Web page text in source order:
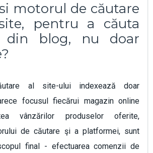
motorul de căutare
pentru a căuta
din blog, nu doar
al site-ului indexează doar
focusul fiecărui magazin online
vânzărilor produselor oferite,
de căutare şi a platformei, sunt
final - efectuarea comenzii de